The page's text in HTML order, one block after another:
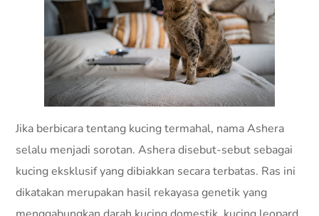
Jika berbicara tentang kucing termahal, nama Ashera
selalu menjadi sorotan. Ashera disebut-sebut sebagai
kucing eksklusif yang dibiakkan secara terbatas. Ras ini
dikatakan merupakan hasil rekayasa genetik yang